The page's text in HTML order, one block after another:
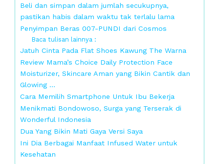
Beli dan simpan dalam jumlah secukupnya,
pastikan habis dalam waktu tak terlalu lama
Penyimpan Beras 007-PUNDI dari Cosmos
Baca tulisan lainnya :
Jatuh Cinta Pada Flat Shoes Kawung The Warna
Review Mama’s Choice Daily Protection Face
Moisturizer, Skincare Aman yang Bikin Cantik dan
Glowing …
Cara Memilih Smartphone Untuk Ibu Bekerja
Menikmati Bondowoso, Surga yang Terserak di
Wonderful Indonesia
Dua Yang Bikin Mati Gaya Versi Saya
Ini Dia Berbagai Manfaat Infused Water untuk
Kesehatan